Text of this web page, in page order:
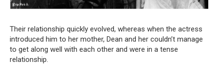
Their relationship quickly evolved, whereas when the actress
introduced him to her mother, Dean and her couldn’t manage
to get along well with each other and were in a tense
relationship.